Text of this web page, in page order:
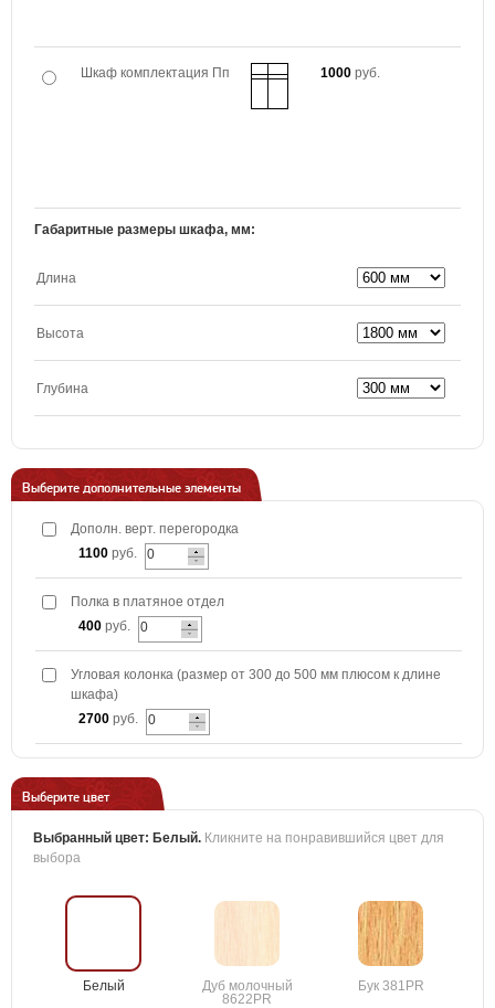
Шкаф комплектация Пп 1000 руб.
Габаритные размеры шкафа, мм:
Длина
Высота
Глубина
Выберите дополнительные элементы
Дополн. верт. перегородка
1100 руб.
Полка в платяное отдел
400 руб.
Угловая колонка (размер от 300 до 500 мм плюсом к длине
шкафа)
2700 руб.
Выберите цвет
Выбранный цвет: Белый. Кликните на понравившийся цвет для
выбора
Белый
Дуб молочный
8622PR
Бук 381PR